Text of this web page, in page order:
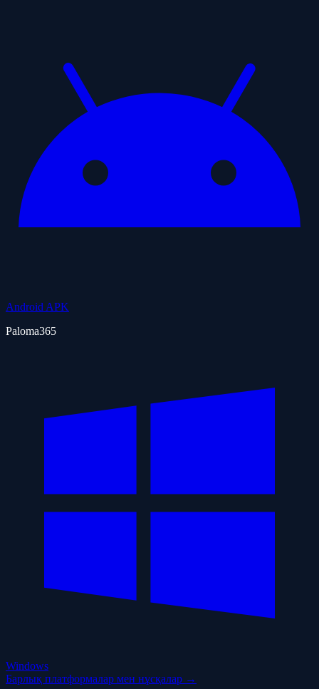
Android APK
Paloma365
Windows
Барлық платформалар мен нұсқалар →